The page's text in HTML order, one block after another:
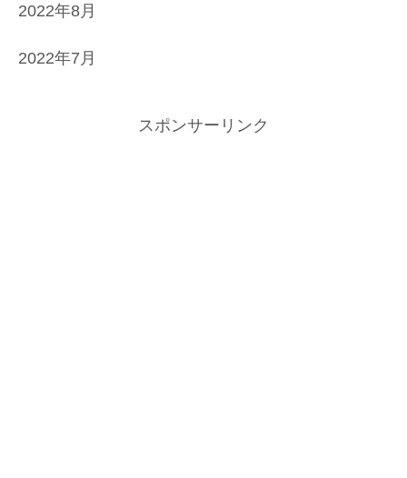
2022年8月
2022年7月
スポンサーリンク